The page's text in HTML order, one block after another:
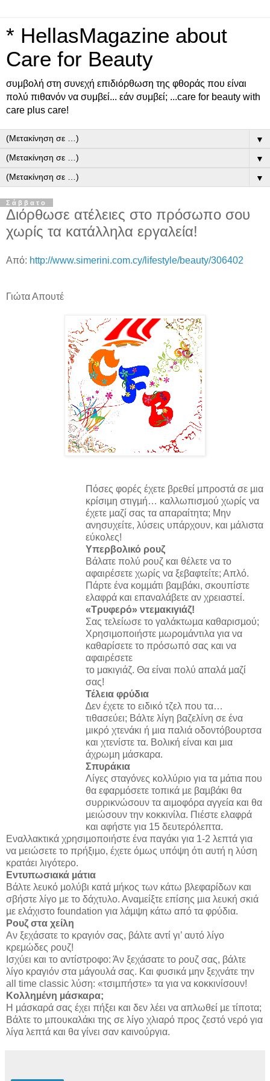
* HellasMagazine about
Care for Beauty
συμβολή στη συνεχή επιδιόρθωση της φθοράς που είναι
πολύ πιθανόν να συμβεί... εάν συμβεί; ...care for beauty with
care plus care!
▼
▼
▼
Σάββατο
Διόρθωσε ατέλειες στο πρόσωπο σου
χωρίς τα κατάλληλα εργαλεία!
Από: http://www.simerini.com.cy/lifestyle/beauty/306402
Γιώτα Απουτέ
Πόσες φορές έχετε βρεθεί µπροστά σε µια
κρίσιµη στιγµή… καλλωπισµού χωρίς να
έχετε µαζί σας τα απαραίτητα; Μην
ανησυχείτε, λύσεις υπάρχουν, και µάλιστα
εύκολες!
Υπερβολικό ρουζ
Βάλατε πολύ ρουζ και θέλετε να το
αφαιρέσετε χωρίς να ξεβαφτείτε; Απλό.
Πάρτε ένα κοµµάτι βαµβάκι, σκουπίστε
ελαφρά και επαναλάβετε αν χρειαστεί.
«Tρυφερό» ντεµακιγιάζ!
Σας τελείωσε το γαλάκτωµα καθαρισµού;
Χρησιµοποιήστε µωροµάντιλα για να
καθαρίσετε το πρόσωπό σας και να
αφαιρέσετε
το μακιγιάζ. Θα είναι πολύ απαλά µαζί
σας!
Τέλεια φρύδια
∆εν έχετε το ειδικό τζελ που τα…
τιθασεύει; Βάλτε λίγη βαζελίνη σε ένα
µικρό χτενάκι ή µια παλιά οδοντόβουρτσα
και χτενίστε τα. Βολική είναι και µια
άχρωµη µάσκαρα.
Σπυράκια
Λίγες σταγόνες κολλύριο για τα µάτια που
θα εφαρµόσετε τοπικά µε βαµβάκι θα
συρρικνώσουν τα αιµοφόρα αγγεία και θα
µειώσουν την κοκκινίλα. Πιέστε ελαφρά
και αφήστε για 15 δευτερόλεπτα.
Εναλλακτικά χρησιµοποιήστε ένα παγάκι για 1-2 λεπτά για
να μειώσετε το πρήξιµο, έχετε όµως υπόψη ότι αυτή η λύση
κρατάει λιγότερο.
Εντυπωσιακά µάτια
Βάλτε λευκό µολύβι κατά µήκος των κάτω βλεφαρίδων και
σβήστε λίγο µε το δάχτυλο. Αναµείξτε επίσης µια λευκή σκιά
µε ελάχιστο foundation για λάµψη κάτω από τα φρύδια.
Ρουζ στα χείλη
Aν ξεχάσατε το κραγιόν σας, βάλτε αντί γι’ αυτό λίγο
κρεµώδες ρουζ!
Ισχύει και το αντίστροφο: Άν ξεχάσατε το ρουζ σας, βάλτε
λίγο κραγιόν στα µάγουλά σας. Και φυσικά µην ξεχνάτε την
all time classic λύση: «τσιµπήστε» τα για να κοκκινίσουν!
Κολληµένη µάσκαρα;
Η µάσκαρά σας έχει πήξει και δεν λέει να απλωθεί µε τίποτα;
Βάλτε το µπουκαλάκι της σε λίγο χλιαρό προς ζεστό νερό για
λίγα λεπτά και θα γίνει σαν καινούργια.